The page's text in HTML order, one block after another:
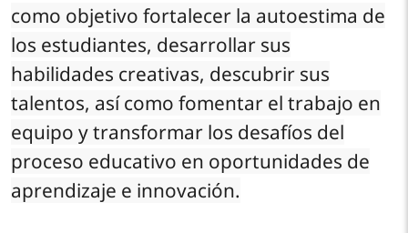
como objetivo fortalecer la autoestima de
los estudiantes, desarrollar sus
habilidades creativas, descubrir sus
talentos, así como fomentar el trabajo en
equipo y transformar los desafíos del
proceso educativo en oportunidades de
aprendizaje e innovación.